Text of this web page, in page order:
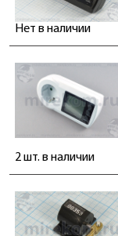
Нет в наличии
2 шт. в наличии